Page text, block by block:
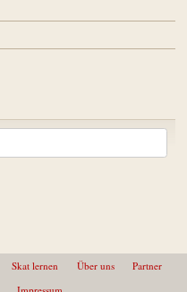
Skat lernen Über uns
Partner